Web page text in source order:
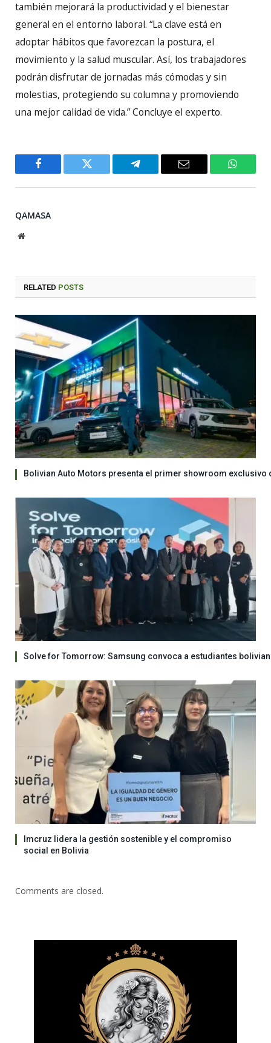
también mejorará la productividad y el bienestar
general en el entorno laboral. “La clave está en
adoptar hábitos que favorezcan la postura, el
movimiento y la salud muscular. Así, los trabajadores
podrán disfrutar de jornadas más cómodas y sin
molestias, protegiendo su columna y promoviendo
una mejor calidad de vida.” Concluye el experto.
Facebook Twitter Telegram Email
QAMASA
Website
RELATED POSTS
Bolivian Auto Motors presenta el primer showroom
Solve for Tomorrow: Samsung convoca a estudiantes
Imcruz lidera la gestión sostenible y el compromiso
social en Bolivia
Comments are closed.